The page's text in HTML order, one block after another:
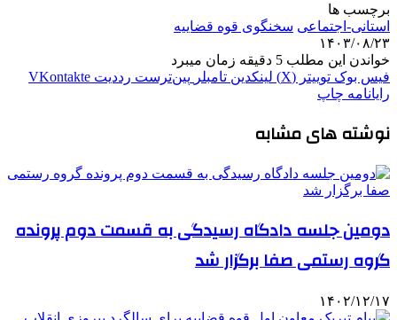
برچسب ها
استانی-اجتماعی سخنگوی قوه قضاييه
۱۴۰۳/۰۸/۲۳
خواندن این مطلب 5 دقیقه زمان میبرد
فیس بوک توییتر (X) لینکدین ‫تامبلر ‫پین‌ترست ‫رددیت ‫VKontakte
رایانامه چاپ
نوشته های مشابه
دومین جلسه دادگاه رسیدگی به قسمت دوم پرونده
گروه رستمی صفا برگزار شد
۱۴۰۲/۱۲/۱۷